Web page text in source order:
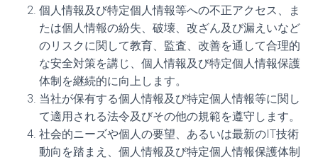
個人情報及び特定個人情報等への不正アクセス、ま
たは個人情報の紛失、破壊、改ざん及び漏えいなど
のリスクに関して教育、監査、改善を通して合理的
な安全対策を講じ、個人情報及び特定個人情報保護
体制を継続的に向上します。
当社が保有する個人情報及び特定個人情報等に関し
て適用される法令及びその他の規範を遵守します。
社会的ニーズや個人の要望、あるいは最新のIT技術
動向を踏まえ、個人情報及び特定個人情報保護体制